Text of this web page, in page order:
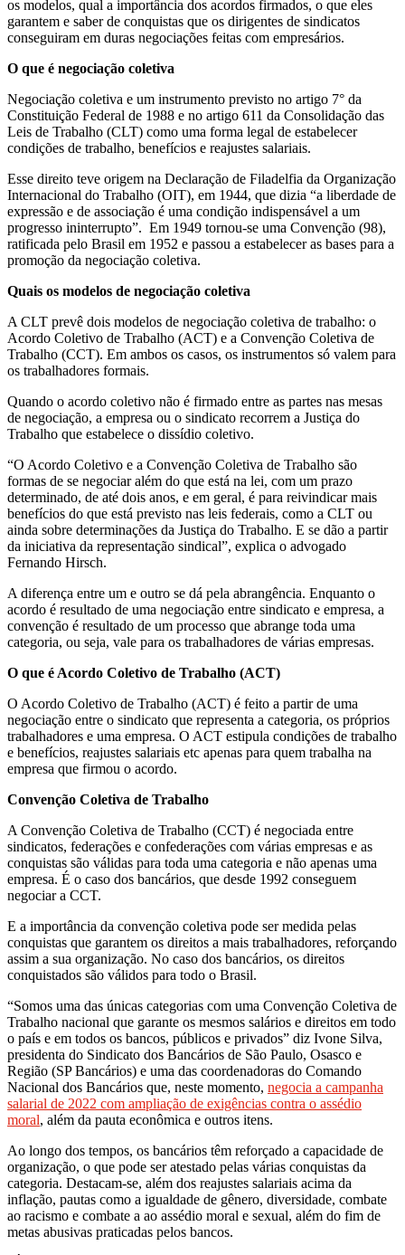
os modelos, qual a importância dos acordos firmados, o que eles
garantem e saber de conquistas que os dirigentes de sindicatos
conseguiram em duras negociações feitas com empresários.
O que é negociação coletiva
Negociação coletiva e um instrumento previsto no artigo 7° da
Constituição Federal de 1988 e no artigo 611 da Consolidação das
Leis de Trabalho (CLT) como uma forma legal de estabelecer
condições de trabalho, benefícios e reajustes salariais.
Esse direito teve origem na Declaração de Filadelfia da Organização
Internacional do Trabalho (OIT), em 1944, que dizia “a liberdade de
expressão e de associação é uma condição indispensável a um
progresso ininterrupto”. Em 1949 tornou-se uma Convenção (98),
ratificada pelo Brasil em 1952 e passou a estabelecer as bases para a
promoção da negociação coletiva.
Quais os modelos de negociação coletiva
A CLT prevê dois modelos de negociação coletiva de trabalho: o
Acordo Coletivo de Trabalho (ACT) e a Convenção Coletiva de
Trabalho (CCT). Em ambos os casos, os instrumentos só valem para
os trabalhadores formais.
Quando o acordo coletivo não é firmado entre as partes nas mesas
de negociação, a empresa ou o sindicato recorrem a Justiça do
Trabalho que estabelece o dissídio coletivo.
“O Acordo Coletivo e a Convenção Coletiva de Trabalho são
formas de se negociar além do que está na lei, com um prazo
determinado, de até dois anos, e em geral, é para reivindicar mais
benefícios do que está previsto nas leis federais, como a CLT ou
ainda sobre determinações da Justiça do Trabalho. E se dão a partir
da iniciativa da representação sindical”, explica o advogado
Fernando Hirsch.
A diferença entre um e outro se dá pela abrangência. Enquanto o
acordo é resultado de uma negociação entre sindicato e empresa, a
convenção é resultado de um processo que abrange toda uma
categoria, ou seja, vale para os trabalhadores de várias empresas.
O que é Acordo Coletivo de Trabalho (ACT)
O Acordo Coletivo de Trabalho (ACT) é feito a partir de uma
negociação entre o sindicato que representa a categoria, os próprios
trabalhadores e uma empresa. O ACT estipula condições de trabalho
e benefícios, reajustes salariais etc apenas para quem trabalha na
empresa que firmou o acordo.
Convenção Coletiva de Trabalho
A Convenção Coletiva de Trabalho (CCT) é negociada entre
sindicatos, federações e confederações com várias empresas e as
conquistas são válidas para toda uma categoria e não apenas uma
empresa. É o caso dos bancários, que desde 1992 conseguem
negociar a CCT.
E a importância da convenção coletiva pode ser medida pelas
conquistas que garantem os direitos a mais trabalhadores, reforçando
assim a sua organização. No caso dos bancários, os direitos
conquistados são válidos para todo o Brasil.
“Somos uma das únicas categorias com uma Convenção Coletiva de
Trabalho nacional que garante os mesmos salários e direitos em todo
o país e em todos os bancos, públicos e privados” diz Ivone Silva,
presidenta do Sindicato dos Bancários de São Paulo, Osasco e
Região (SP Bancários) e uma das coordenadoras do Comando
Nacional dos Bancários que, neste momento, negocia a campanha
salarial de 2022 com ampliação de exigências contra o assédio
moral, além da pauta econômica e outros itens.
Ao longo dos tempos, os bancários têm reforçado a capacidade de
organização, o que pode ser atestado pelas várias conquistas da
categoria. Destacam-se, além dos reajustes salariais acima da
inflação, pautas como a igualdade de gênero, diversidade, combate
ao racismo e combate a ao assédio moral e sexual, além do fim de
metas abusivas praticadas pelos bancos.